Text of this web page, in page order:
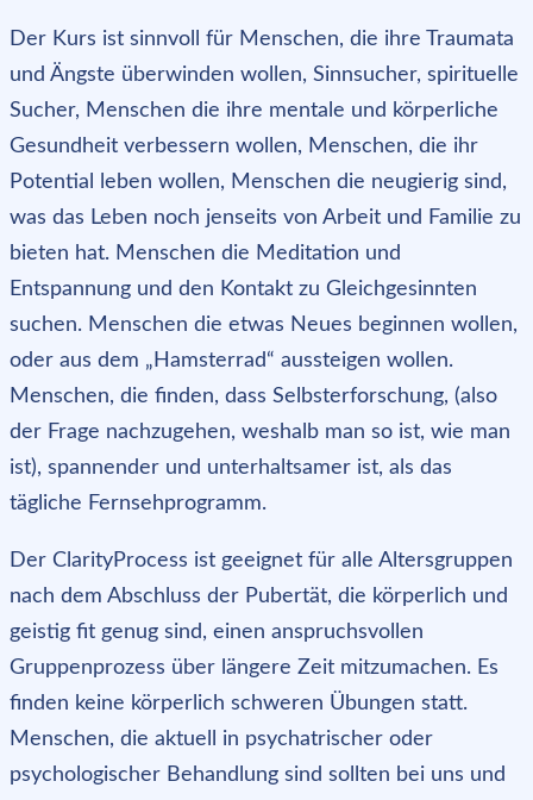
Der Kurs ist sinnvoll für Menschen, die ihre Traumata
und Ängste überwinden wollen, Sinnsucher, spirituelle
Sucher, Menschen die ihre mentale und körperliche
Gesundheit verbessern wollen, Menschen, die ihr
Potential leben wollen, Menschen die neugierig sind,
was das Leben noch jenseits von Arbeit und Familie zu
bieten hat. Menschen die Meditation und
Entspannung und den Kontakt zu Gleichgesinnten
suchen. Menschen die etwas Neues beginnen wollen,
oder aus dem „Hamsterrad“ aussteigen wollen.
Menschen, die finden, dass Selbsterforschung, (also
der Frage nachzugehen, weshalb man so ist, wie man
ist), spannender und unterhaltsamer ist, als das
tägliche Fernsehprogramm.
Der ClarityProcess ist geeignet für alle Altersgruppen
nach dem Abschluss der Pubertät, die körperlich und
geistig fit genug sind, einen anspruchsvollen
Gruppenprozess über längere Zeit mitzumachen. Es
finden keine körperlich schweren Übungen statt.
Menschen, die aktuell in psychatrischer oder
psychologischer Behandlung sind sollten bei uns und